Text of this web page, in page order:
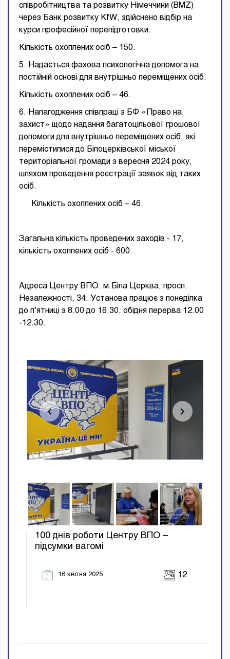
співробітництва та розвитку Німеччини (BMZ)
через Банк розвитку KfW, здійснено відбір на
курси професійної перепідготовки.
Кількість охоплених осіб – 150.
5. Надається фахова психологічна допомога на
постійній основі для внутрішньо переміщених осіб.
Кількість охоплених осіб – 46.
6. Налагодження співпраці з БФ «Право на
захист» щодо надання багатоцільової грошової
допомоги для внутрішньо переміщених осіб, які
перемістилися до Білоцерківської міської
територіальної громади з вересня 2024 року,
шляхом проведення реєстрації заявок від таких
осіб.
Кількість охоплених осіб – 46.
Загальна кількість проведених заходів - 17,
кількість охоплених осіб - 600.
Адреса Центру ВПО: м.Біла Церква, просп.
Незалежності, 34. Установа працює з понеділка
до п’ятниці з 8.00 до 16.30, обідня перерва 12.00
-12.30.
100 днів роботи Центру ВПО –
підсумки вагомі
16 квітня 2025 12